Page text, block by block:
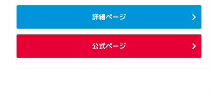
詳細ページ
公式ページ